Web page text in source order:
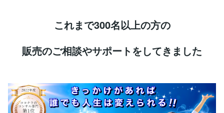
これまで300名以上の方の
販売のご相談やサポートをしてきました